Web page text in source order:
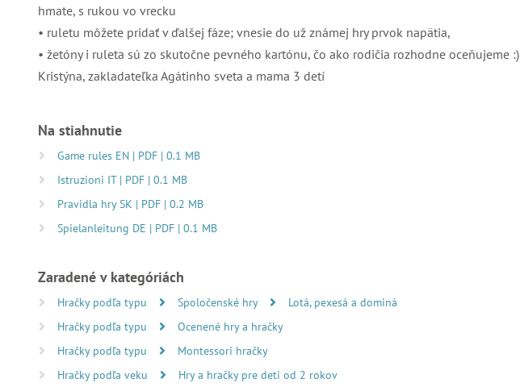
hmate, s rukou vo vrecku
• ruletu môžete pridať v ďalšej fáze; vnesie do už známej hry prvok napätia,
• žetóny i ruleta sú zo skutočne pevného kartónu, čo ako rodičia rozhodne oceňujeme :)
Kristýna, zakladateľka Agátinho sveta a mama 3 detí
Na stiahnutie
Game rules EN | PDF | 0.1 MB
Istruzioni IT | PDF | 0.1 MB
Pravidla hry SK | PDF | 0.2 MB
Spielanleitung DE | PDF | 0.1 MB
Zaradené v kategóriách
Hračky podľa typu Spoločenské hry
Lotá, pexesá a dominá
Hračky podľa typu
Ocenené hry a hračky
Hračky podľa typu
Montessori hračky
Hračky podľa veku
Hry a hračky pre deti od 2 rokov